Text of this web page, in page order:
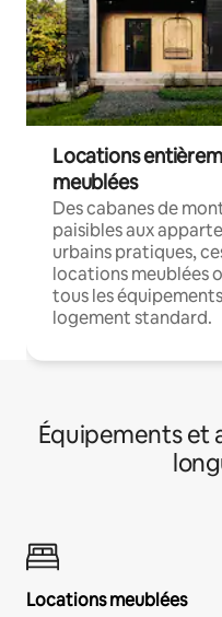
Locations
meublées
Des cabanes de
paisibles aux
urbains pratiques,
locations meublées
tous les
logement standard.
Équipements et
Locations meublées